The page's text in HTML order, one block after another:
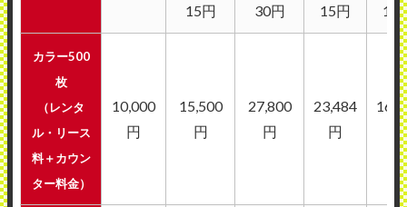
15円
30円
15円
12
カラー500
枚
（レンタ
ル・リース
料＋カウン
ター料金）
10,000
円
15,500
円
27,800
円
23,484
円
円